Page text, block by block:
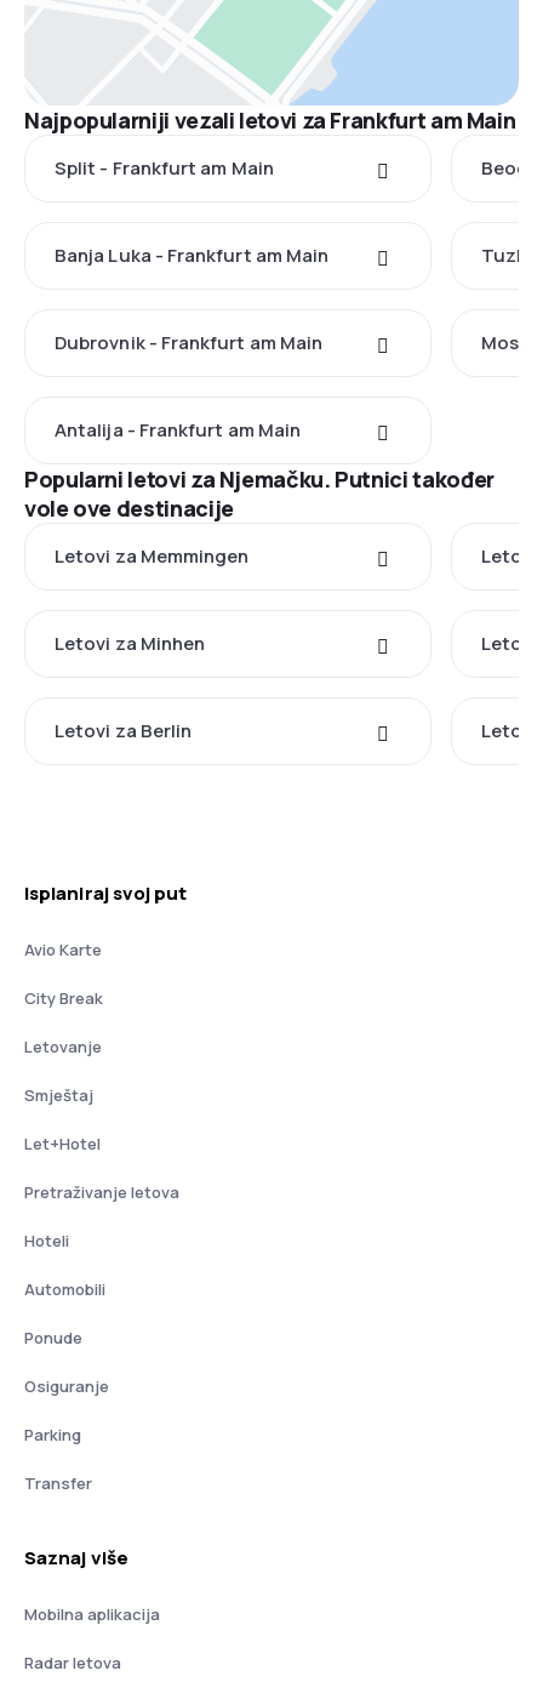
Najpopularniji vezali letovi za Frankfurt am Main
Split - Frankfurt am Main
Banja Luka - Frankfurt am Main Tuzla
Dubrovnik - Frankfurt am Main
Antalija - Frankfurt am Main
Popularni letovi za Njemačku. Putnici također
vole ove destinacije
Letovi za Memmingen Letovi
Letovi za Minhen
Letovi za Berlin Letovi
Isplaniraj svoj put
Avio Karte
City Break
Letovanje
Smještaj
Let+Hotel
Pretraživanje letova
Hoteli
Automobili
Ponude
Osiguranje
Parking
Transfer
Saznaj više
Mobilna aplikacija
Radar letova